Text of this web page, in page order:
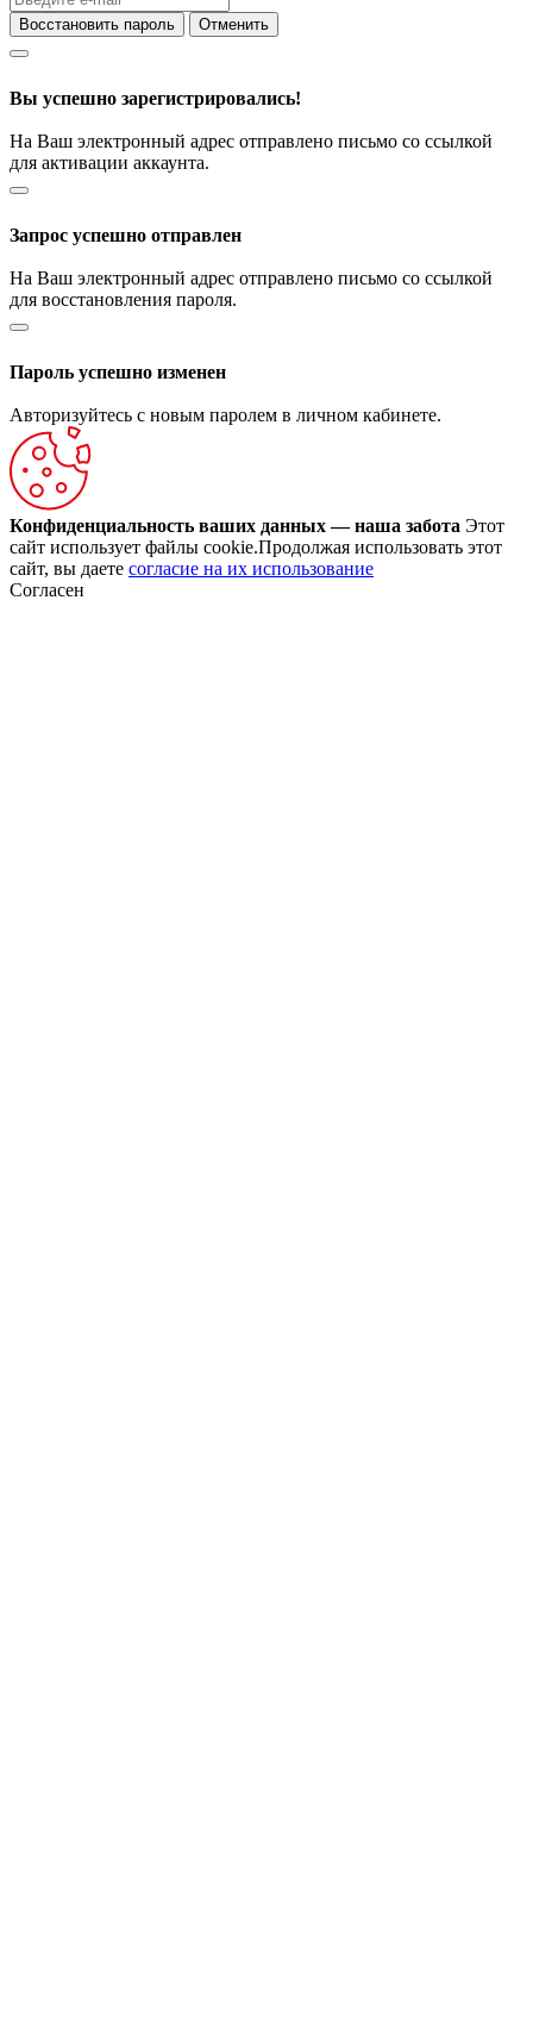
Восстановить пароль Отменить
Вы успешно зарегистрировались!
На Ваш электронный адрес отправлено письмо со ссылкой
для активации аккаунта.
Запрос успешно отправлен
На Ваш электронный адрес отправлено письмо со ссылкой
для восстановления пароля.
Пароль успешно изменен
Авторизуйтесь с новым паролем в личном кабинете.
Конфиденциальность ваших данных — наша забота Этот
сайт использует файлы cookie.Продолжая использовать этот
сайт, вы даете согласие на их использование
Согласен